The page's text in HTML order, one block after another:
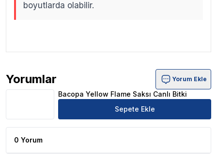
boyutlarda olabilir.
Yorumlar
Bacopa Yellow Flame Saksı Canlı Bitki Ürün Yorumları
Yorum Ekle
Bacopa Yellow Flame Saksı Canlı Bitki
Sepete Ekle
0 Yorum